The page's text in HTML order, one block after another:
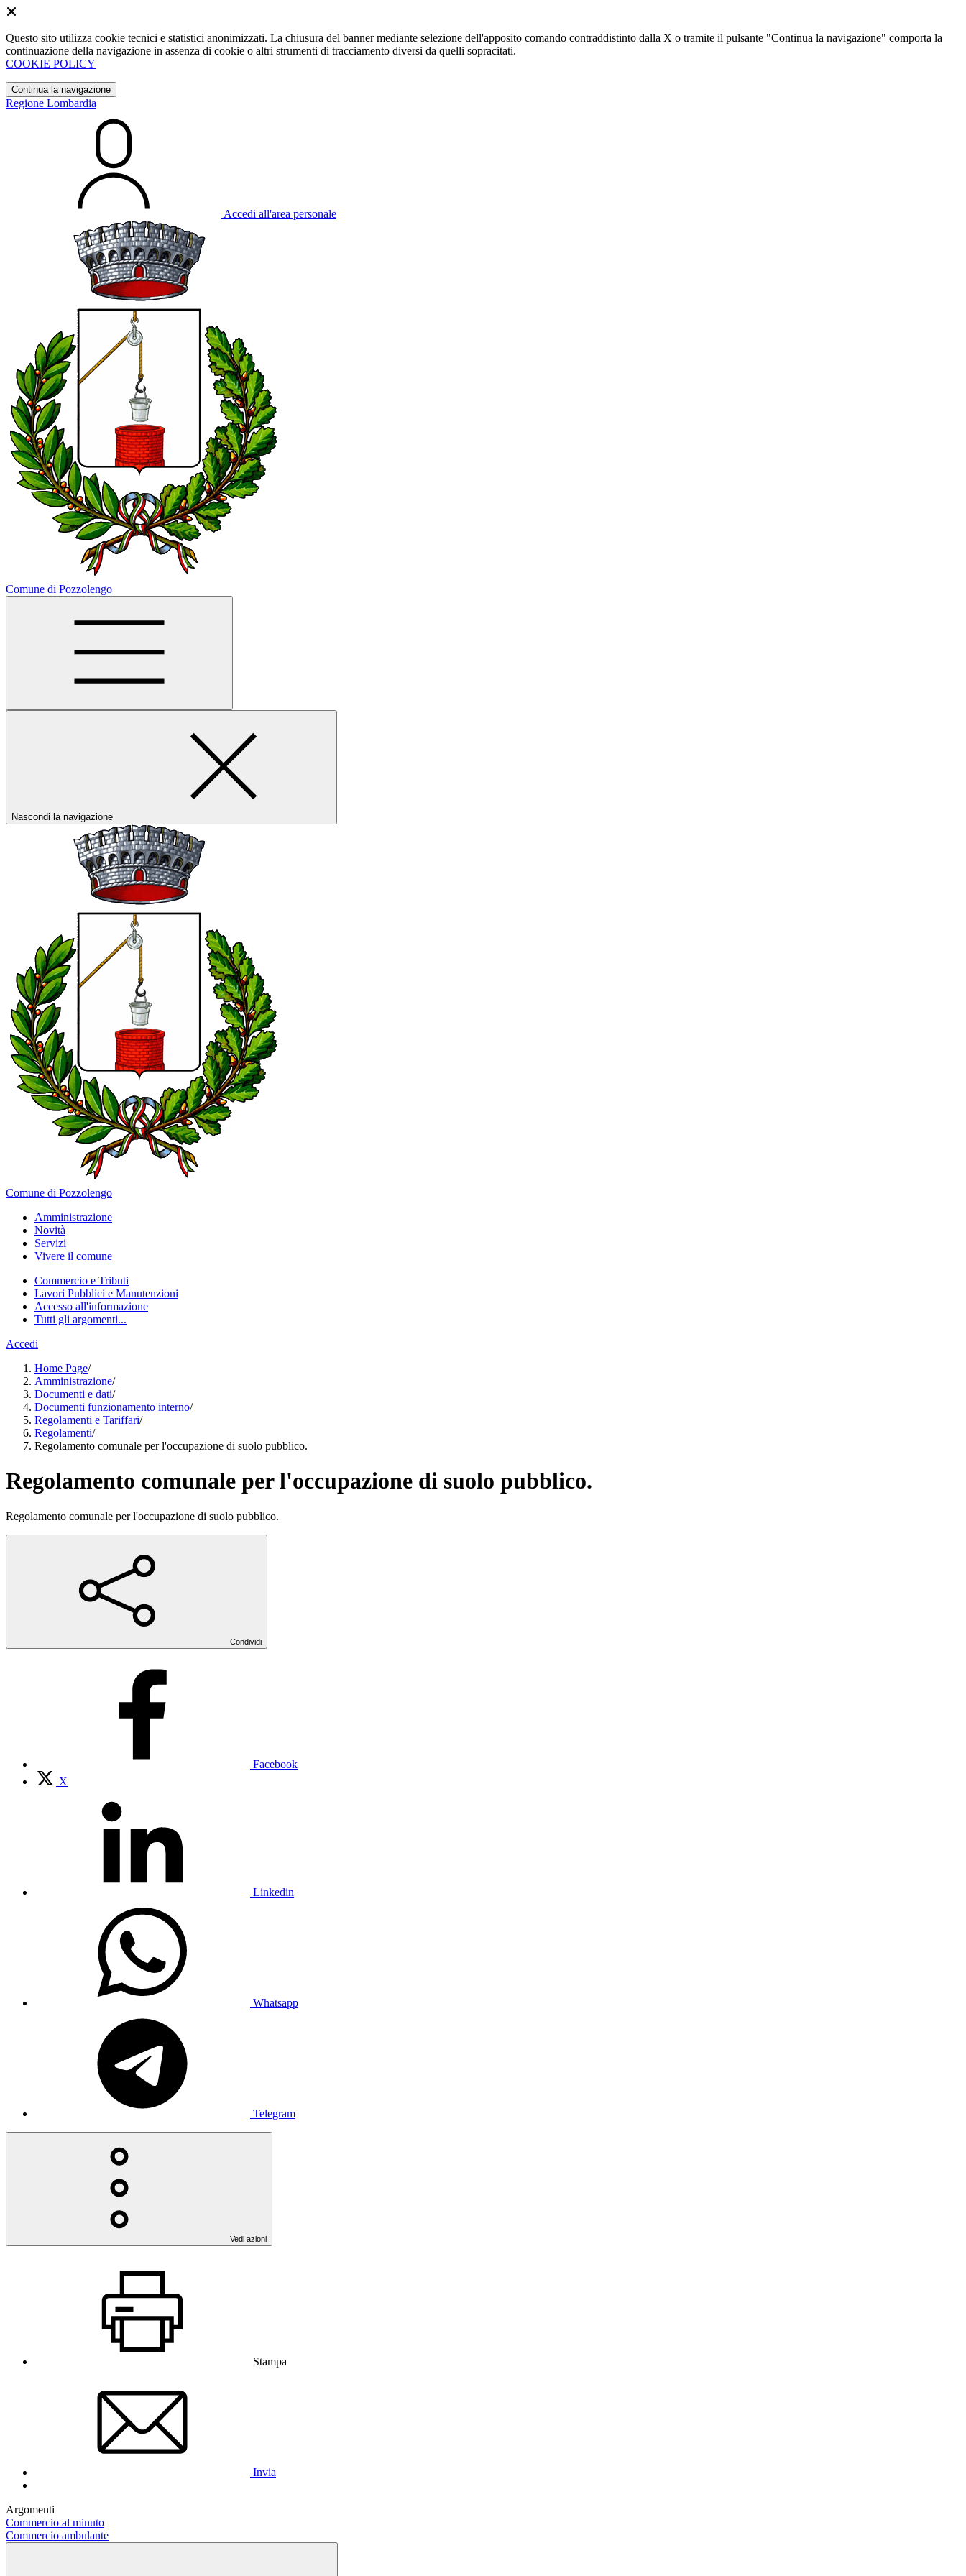
Questo sito utilizza cookie tecnici e statistici anonimizzati. La chiusura del banner mediante selezione dell'apposito comando contraddistinto dalla X o tramite il pulsante "Continua la navigazione" comporta la
continuazione della navigazione in assenza di cookie o altri strumenti di tracciamento diversi da quelli sopracitati.
COOKIE POLICY
Continua la navigazione
Regione Lombardia
Accedi all'area personale
Comune di Pozzolengo
Nascondi la navigazione
Comune di Pozzolengo
Amministrazione
Novità
Servizi
Vivere il comune
Commercio e Tributi
Lavori Pubblici e Manutenzioni
Accesso all'informazione
Tutti gli argomenti...
Accedi
Home Page/
Amministrazione/
Documenti e dati/
Documenti funzionamento interno/
Regolamenti e Tariffari/
Regolamenti/
Regolamento comunale per l'occupazione di suolo pubblico.
Regolamento comunale per l'occupazione di suolo pubblico.
Regolamento comunale per l'occupazione di suolo pubblico.
Condividi
Facebook
X
Linkedin
Whatsapp
Telegram
Vedi azioni
Stampa
Invia
Argomenti
Commercio al minuto
Commercio ambulante